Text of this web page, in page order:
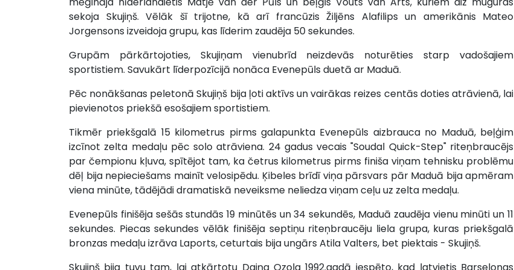
sekoja Skujiņš. Vēlāk šī trijotne, kā arī francūzis Žiljēns Alafilips un amerikānis Mateo
Jorgensons izveidoja grupu, kas līderim zaudēja 50 sekundes.
Grupām pārkārtojoties, Skujiņam vienubrīd neizdevās noturēties starp vadošajiem
sportistiem. Savukārt līderpozīcijā nonāca Evenepūls duetā ar Maduā.
Pēc nonākšanas peletonā Skujiņš bija ļoti aktīvs un vairākas reizes centās doties atrāvienā, lai
pievienotos priekšā esošajiem sportistiem.
Tikmēr priekšgalā 15 kilometrus pirms galapunkta Evenepūls aizbrauca no Maduā, beļģim
izcīnot zelta medaļu pēc solo atrāviena. 24 gadus vecais "Soudal Quick-Step" riteņbraucējs
par čempionu kļuva, spītējot tam, ka četrus kilometrus pirms finiša viņam tehnisku problēmu
dēļ bija nepieciešams mainīt velosipēdu. Ķibeles brīdī viņa pārsvars pār Maduā bija apmēram
viena minūte, tādējādi dramatiskā neveiksme neliedza viņam ceļu uz zelta medaļu.
Evenepūls finišēja sešās stundās 19 minūtēs un 34 sekundēs, Maduā zaudēja vienu minūti un 11
sekundes. Piecas sekundes vēlāk finišēja septiņu riteņbraucēju liela grupa, kuras priekšgalā
bronzas medaļu izrāva Laports, ceturtais bija ungārs Atila Valters, bet piektais - Skujiņš.
Skujiņš bija tuvu tam, lai atkārtotu Daiņa Ozola 1992.gadā iespēto, kad latvietis Barselonas